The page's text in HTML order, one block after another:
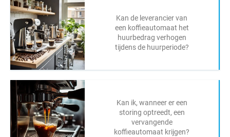
Kan de leverancier van
een koffieautomaat het
huurbedrag verhogen
tijdens de huurperiode?
Kan ik, wanneer er een
storing optreedt, een
vervangende
koffieautomaat krijgen?